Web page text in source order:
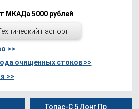
МКАДа 5000 рублей
паспорт
>>
очищенных стоков >>
>>
Топас-С 5 Лонг Пр